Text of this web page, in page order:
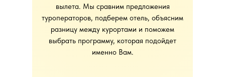
вылета. Мы сравним предложения
туроператоров, подберем отель, объясним
разницу между курортами и поможем
выбрать программу, которая подойдет
именно Вам.